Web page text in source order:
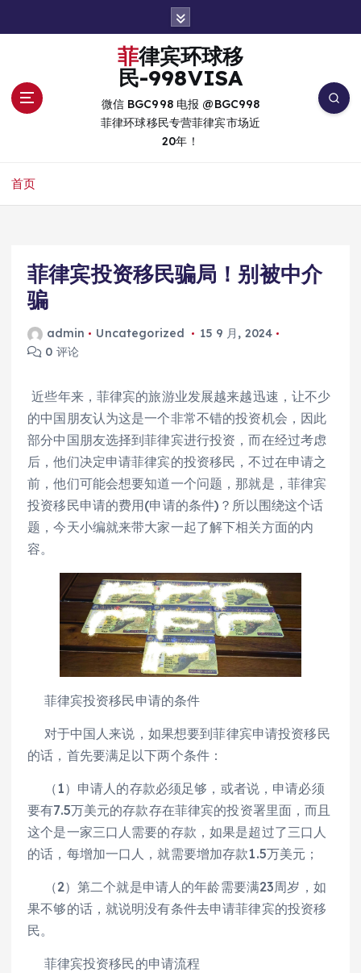
菲律宾环球移
民-998VISA
微信 BGC998 电报 @BGC998
菲律环球移民专营菲律宾市场近
20年！
首页
菲律宾投资移民骗局！别被中介
骗
admin Uncategorized
15 9 月, 2024
0 评论
近些年来，菲律宾的旅游业发展越来越迅速，让不少
的中国朋友认为这是一个非常不错的投资机会，因此
部分中国朋友选择到菲律宾进行投资，而在经过考虑
后，他们决定申请菲律宾的投资移民，不过在申请之
前，他们可能会想要知道一个问题，那就是，菲律宾
投资移民申请的费用(申请的条件)？所以围绕这个话
题，今天小编就来带大家一起了解下相关方面的内
容。
菲律宾投资移民申请的条件
对于中国人来说，如果想要到菲律宾申请投资移民
的话，首先要满足以下两个条件：
（1）申请人的存款必须足够，或者说，申请必须
要有7.5万美元的存款存在菲律宾的投资署里面，而且
这个是一家三口人需要的存款，如果是超过了三口人
的话，每增加一口人，就需要增加存款1.5万美元；
（2）第二个就是申请人的年龄需要满23周岁，如
果不够的话，就说明没有条件去申请菲律宾的投资移
民。
菲律宾投资移民的申请流程